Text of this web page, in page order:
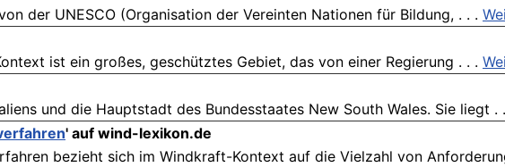
der UNESCO (Organisation der Vereinten Nationen für Bildung, . . .
ist ein großes, geschütztes Gebiet, das von einer Regierung . . .
und die Hauptstadt des Bundesstaates New South Wales. Sie liegt .
' auf wind-lexikon.de
bezieht sich im Windkraft-Kontext auf die Vielzahl von